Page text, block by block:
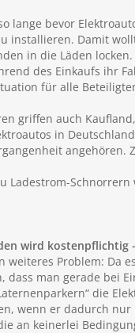
lange bevor
installieren. Damit
in die Läden
des Einkaufs ihr
für alle
griffen auch
in
angehören.
Ladestrom-Schnorrern
wird kostenpflichtig
weiteres Problem: Da
dass man gerade bei
die
wenn er dadurch nur
an keinerlei